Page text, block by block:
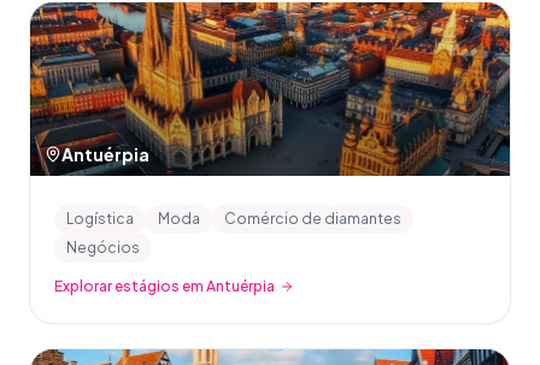
Antuérpia
Logística Moda
Comércio de diamantes
Negócios
Explorar estágios em Antuérpia